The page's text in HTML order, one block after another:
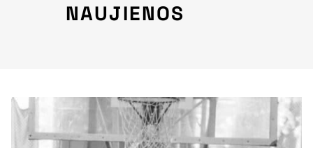
NAUJIENOS